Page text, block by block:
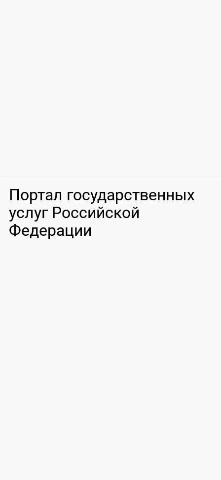
Портал государственных
услуг Российской
Федерации